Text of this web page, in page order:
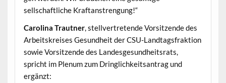
sellschaftliche Kraftanstrengung!“
Car­oli­na Traut­ner, stel­lvertre­tende Vor­sitzende des
Arbeit­skreis­es Gesund­heit der CSU-Land­tags­frak­tion
sowie Vor­sitzende des Lan­des­ge­sund­heit­srats,
spricht im Plenum zum Dringlichkeit­santrag und
ergänzt: